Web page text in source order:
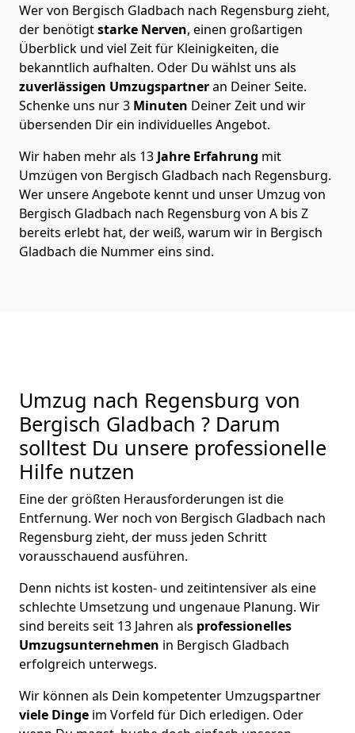
Wer von Bergisch Gladbach nach Regensburg zieht,
der benötigtstarke Nerven, einen großartigen
Überblick und viel Zeit für Kleinigkeiten, die
bekanntlich aufhalten. Oder Du wählst uns als
zuverlässigen Umzugspartneran Deiner Seite.
Schenke uns nur3 Minuten Deiner Zeit und wir
übersenden Dir ein individuelles Angebot.
Wir haben mehr als 13 Jahre Erfahrung mit
Umzügen von Bergisch Gladbach nach Regensburg.
Wer unsere Angebote kennt und unser Umzug von
Bergisch Gladbach nach Regensburg von A bis Z
bereits erlebt hat, der weiß, warum wir in Bergisch
Gladbach die Nummer eins sind.
Umzug nach Regensburg von
Bergisch Gladbach ? Darum
solltest Du unsere professionelle
Hilfe nutzen
Eine der größten Herausforderungen ist die
Entfernung. Wer noch von Bergisch Gladbach nach
Regensburg zieht, der muss jeden Schritt
vorausschauend ausführen.
Denn nichts ist kosten- und zeitintensiver als eine
schlechte Umsetzung und ungenaue Planung. Wir
sind bereits seit 13 Jahren als professionelles
Umzugsunternehmen in Bergisch Gladbach
erfolgreich unterwegs.
Wir können als Dein kompetenter Umzugspartner
viele Dinge im Vorfeld für Dich erledigen. Oder